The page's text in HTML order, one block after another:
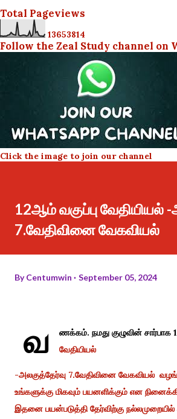
Total Pageviews
13653814
Follow the Zeal Study channel on
Click the image to join our channel
12ஆம் வகுப்பு வேதியியல்
7.வேதிவினை வேகவியல்
ByCentumwin September 05, 2024
வ
ணக்கம். நமது குழுவின் சார்பாக
வேதியியல்
-அலகுத்தேர்வு 7.வேதிவினை வேகவியல்
உங்களுக்கு மிகவும் பயனளிக்கும் என
இதனை பயன்படுத்தி தேர்விற்கு நல்லமுறையில்